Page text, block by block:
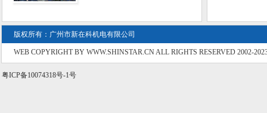
版权所有：广州市新在科机电有限公司
WEB COPYRIGHT BY WWW.SHINSTAR.CN ALL RIGHTS RESERVED 2002-
粤ICP备10074318号-1号